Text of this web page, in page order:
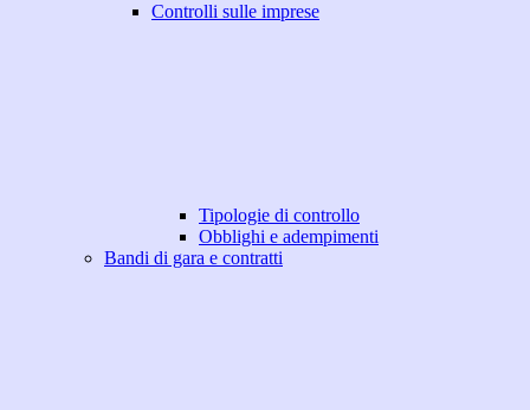
Controlli sulle imprese
Tipologie di controllo
Obblighi e adempimenti
Bandi di gara e contratti